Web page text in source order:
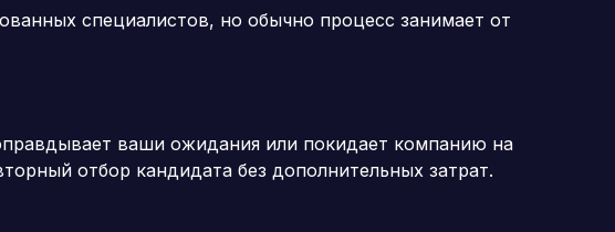
специалистов, но обычно процесс занимает от
ваши ожидания или покидает компанию на
отбор кандидата без дополнительных затрат.